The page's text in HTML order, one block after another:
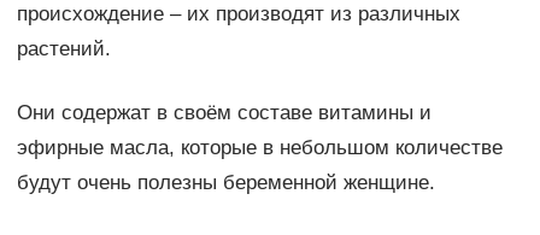
происхождение – их производят из различных
растений.
Они содержат в своём составе витамины и
эфирные масла, которые в небольшом количестве
будут очень полезны беременной женщине.